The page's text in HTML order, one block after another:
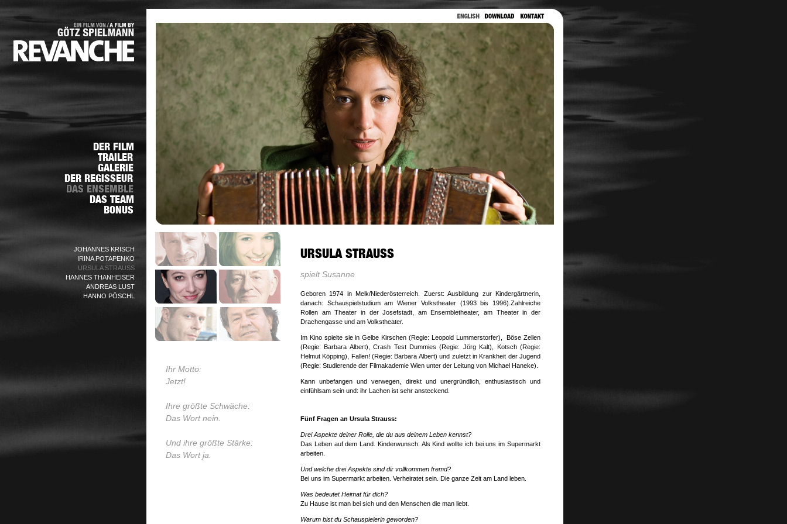
JOHANNES KRISCH
IRINA POTAPENKO
URSULA STRAUSS
HANNES THANHEISER
ANDREAS LUST
HANNO PÖSCHL
Ihr Motto:
Jetzt!
Ihre größte Schwäche:
Das Wort nein.
Und ihre größte Stärke:
Das Wort ja.
spielt Susanne
Geboren 1974 in Melk/Niederösterreich. Zuerst: Ausbildung zur Kindergärtnerin,
danach: Schauspielstudium am Wiener Volkstheater (1993 bis 1996).Zahlreiche
Rollen am Theater in der Josefstadt, am Ensembletheater, am Theater in der
Drachengasse und am Volkstheater.
Im Kino spielte sie in Gelbe Kirschen (Regie: Leopold Lummerstorfer), Böse Zellen
(Regie: Barbara Albert), Crash Test Dummies (Regie: Jörg Kalt), Kotsch (Regie:
Helmut Köpping), Fallen! (Regie: Barbara Albert) und zuletzt in Krankheit der Jugend
(Regie: Studierende der Filmakademie Wien unter der Leitung von Michael Haneke).
Kann unbefangen und verwegen, direkt und unergründlich, enthusiastisch und
einfühlsam sein und: ihr Lachen ist sehr ansteckend.
Fünf Fragen an Ursula Strauss:
Drei Aspekte deiner Rolle, die du aus deinem Leben kennst?
Das Leben auf dem Land. Kinderwunsch. Als Kind wollte ich bei uns im Supermarkt
arbeiten.
Und welche drei Aspekte sind dir vollkommen fremd?
Bei uns im Supermarkt arbeiten. Verheiratet sein. Die ganze Zeit am Land leben.
Was bedeutet Heimat für dich?
Zu Hause ist man bei sich und den Menschen die man liebt.
Warum bist du Schauspielerin geworden?